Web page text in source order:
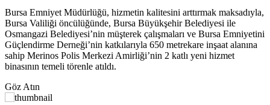
Bursa Emniyet Müdürlüğü, hizmetin kalitesini arttırmak maksadıyla,
Bursa Valiliği öncülüğünde, Bursa Büyükşehir Belediyesi ile
Osmangazi Belediyesi’nin müşterek çalışmaları ve Bursa Emniyetini
Güçlendirme Derneği’nin katkılarıyla 650 metrekare inşaat alanına
sahip Merinos Polis Merkezi Amirliği’nin 2 katlı yeni hizmet
binasının temeli törenle atıldı.
Göz Atın